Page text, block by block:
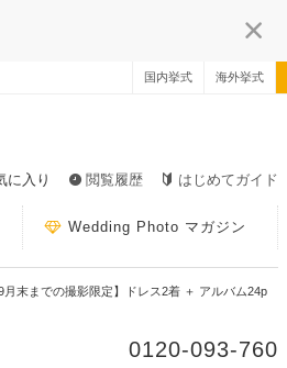
国内挙式 海外挙式
に入り 閲覧履歴 はじめてガイド
Wedding Photo マガジン
9月末までの撮影限定】ドレス2着 ＋ アルバム24p
0120-093-760